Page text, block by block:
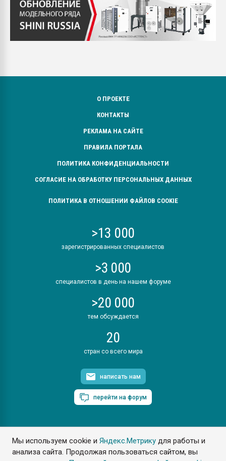
Мы используем cookie иЯндекс.Метрику для работы и
анализа сайта. Продолжая пользоваться сайтом, вы
О ПРОЕКТЕ
КОНТАКТЫ
РЕКЛАМА НА САЙТЕ
ПРАВИЛА ПОРТАЛА
ПОЛИТИКА КОНФИДЕНЦИАЛЬНОСТИ
СОГЛАСИЕ НА ОБРАБОТКУ ПЕРСОНАЛЬНЫХ ДАННЫХ
ПОЛИТИКА В ОТНОШЕНИИ ФАЙЛОВ COOKIE
>13 000
зарегистрированных специалистов
>3 000
специалистов в день на нашем форуме
>20 000
тем обсуждается
20
стран со всего мира
написать нам
перейти на форум
ПластЭксперт © 2006. Все права защищены
Разрешается копирование материалов сайта с обязательной